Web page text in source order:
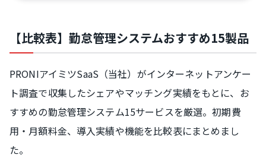
【比較表】勤怠管理システムおすすめ15製品
PRONIアイミツSaaS（当社）がインターネットアンケー
ト調査で収集したシェアやマッチング実績をもとに、お
すすめの勤怠管理システム15サービスを厳選。初期費
用・月額料金、導入実績や機能を比較表にまとめまし
た。